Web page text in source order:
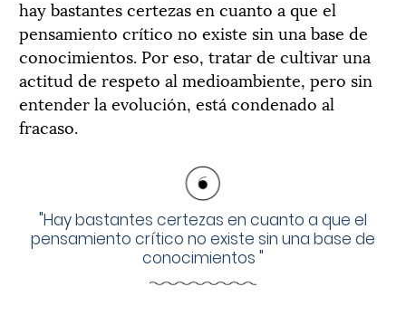
hay bastantes certezas en cuanto a que el
pensamiento crítico no existe sin una base de
conocimientos. Por eso, tratar de cultivar una
actitud de respeto al medioambiente, pero sin
entender la evolución, está condenado al
fracaso.
"Hay bastantes certezas en cuanto a que el
pensamiento crítico no existe sin una base de
conocimientos "